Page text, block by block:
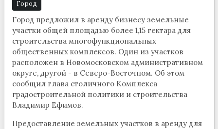
Город
Город предложил в аренду бизнесу земельные
участки общей площадью более 1,15 гектара для
строительства многофункциональных
общественных комплексов. Один из участков
расположен в Новомосковском административном
округе, другой - в Северо-Восточном. Об этом
сообщил глава столичного Комплекса
градостроительной политики и строительства
Владимир Ефимов.
Предоставление земельных участков в аренду для